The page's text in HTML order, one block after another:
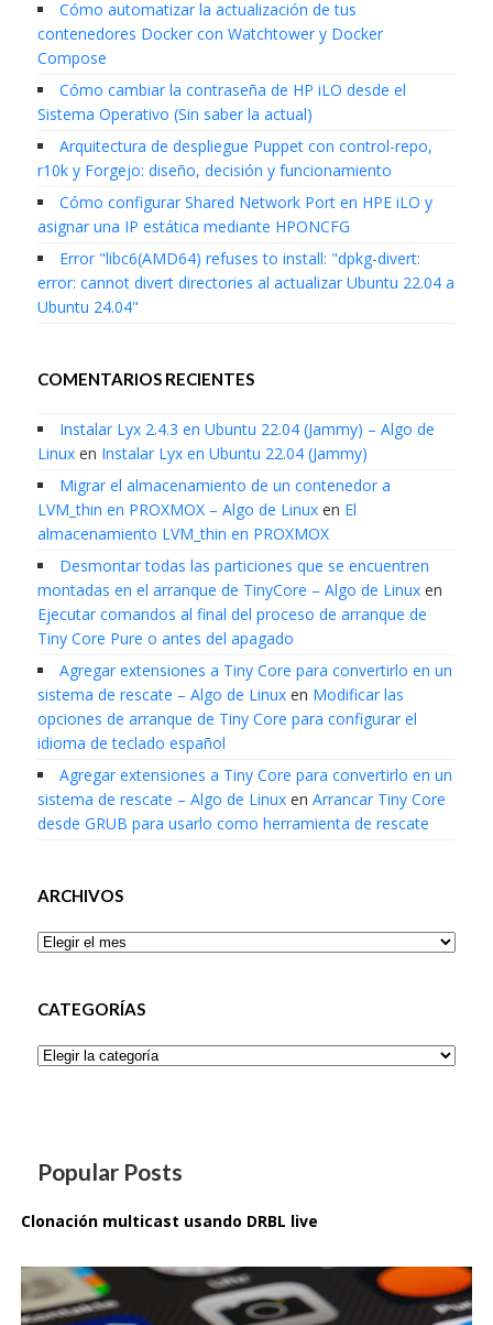
Cómo automatizar la actualización de tus
contenedores Docker con Watchtower y Docker
Compose
Cómo cambiar la contraseña de HP iLO desde el
Sistema Operativo (Sin saber la actual)
Arquitectura de despliegue Puppet con control-repo,
r10k y Forgejo: diseño, decisión y funcionamiento
Cómo configurar Shared Network Port en HPE iLO y
asignar una IP estática mediante HPONCFG
Error "libc6(AMD64) refuses to install: "dpkg-divert:
error: cannot divert directories al actualizar Ubuntu 22.04 a
Ubuntu 24.04"
COMENTARIOS RECIENTES
Instalar Lyx 2.4.3 en Ubuntu 22.04 (Jammy) – Algo de
Linuxen Instalar Lyx en Ubuntu 22.04 (Jammy)
Migrar el almacenamiento de un contenedor a
LVM_thin en PROXMOX – Algo de Linuxen El
almacenamiento LVM_thin en PROXMOX
Desmontar todas las particiones que se encuentren
montadas en el arranque de TinyCore – Algo de Linuxen
Ejecutar comandos al final del proceso de arranque de
Tiny Core Pure o antes del apagado
Agregar extensiones a Tiny Core para convertirlo en un
sistema de rescate – Algo de Linuxen Modificar las
opciones de arranque de Tiny Core para configurar el
idioma de teclado español
Agregar extensiones a Tiny Core para convertirlo en un
sistema de rescate – Algo de Linuxen Arrancar Tiny Core
desde GRUB para usarlo como herramienta de rescate
ARCHIVOS
Archivos
CATEGORÍAS
Categorías
Popular Posts
Clonación multicast usando DRBL live